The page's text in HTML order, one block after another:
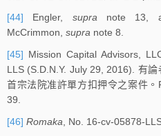
[44] Engler, supra note 13,
McCrimmon, supra note 8.
[45] Mission Capital Advisors,
LLS (S.D.N.Y. July 29, 2016). 有
首宗法院准許單方扣押令之案件
39.
[46] Romaka , No. 16-cv-05878-